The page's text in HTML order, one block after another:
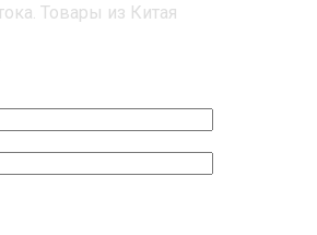
Товары из Китая